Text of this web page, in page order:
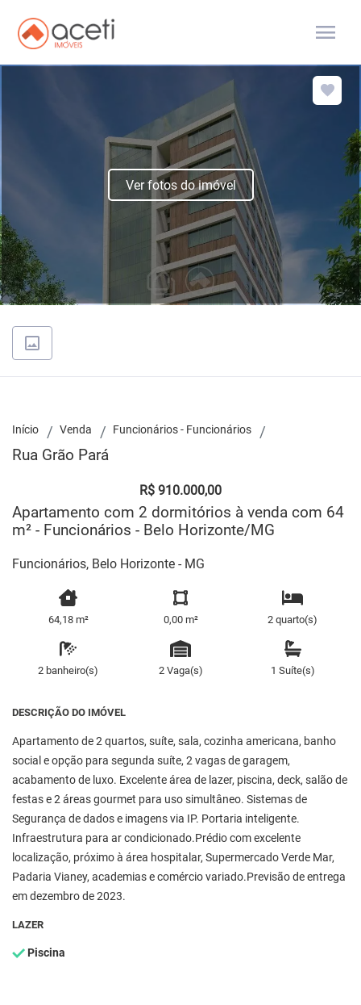
menu
Ver fotos do imóvel
Início Venda Funcionários - Funcionários
Rua Grão Pará
R$ 910.000,00
Apartamento com 2 dormitórios à venda com 64
m² - Funcionários - Belo Horizonte/MG
Funcionários, Belo Horizonte - MG
64,18 m² 0,00 m² 2 quarto(s)
2 banheiro(s) 2 Vaga(s) 1 Suíte(s)
DESCRIÇÃO DO IMÓVEL
Apartamento de 2 quartos, suíte, sala, cozinha americana, banho
social e opção para segunda suíte, 2 vagas de garagem,
acabamento de luxo. Excelente área de lazer, piscina, deck, salão de
festas e 2 áreas gourmet para uso simultâneo. Sistemas de
Segurança de dados e imagens via IP. Portaria inteligente.
Infraestrutura para ar condicionado.Prédio com excelente
localização, próximo à área hospitalar, Supermercado Verde Mar,
Padaria Vianey, academias e comércio variado.Previsão de entrega
em dezembro de 2023.
LAZER
Piscina